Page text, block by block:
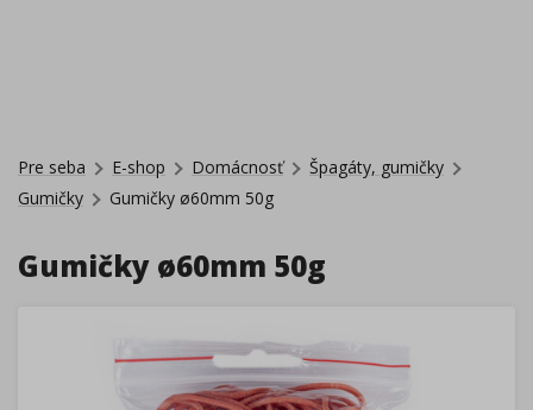
Pre seba E-shop Domácnosť
Špagáty, gumičky
Gumičky
Gumičky ø60mm 50g
Gumičky ø60mm 50g